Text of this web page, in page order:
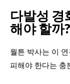
다발성 경
해야 할까?
월튼 박사는 이
피해야 한다는 충